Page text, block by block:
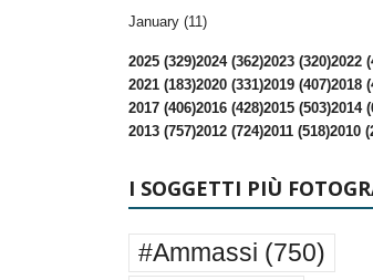
January (11)
2025 (329)2024 (362)2023 (320)2022
2021 (183)2020 (331)2019 (407)2018
2017 (406)2016 (428)2015 (503)2014
2013 (757)2012 (724)2011 (518)2010
I SOGGETTI PIÙ
#Ammassi (750)